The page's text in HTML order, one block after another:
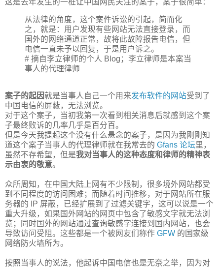
从法律的角度，这个案件诉讼的引起，简而化
之，就是：用户发现有些网站无法直接登录，而
国外的网络通道正常，故将此故障报告电信，但
电信一直未予以回复，于是用户诉之。
# 摘自李立律师的个人 Blog ；李立律师是本案当
事人的代理律师
案子的起因就是当事人自己一个用来发布软件的网站受到了
中国电信的屏蔽，无法浏览。
对于这个案子，当初我第一次看到相关消息后就感到这个案
子最终败诉的几率几乎是百分百。
但是今天我提起这个没有什么悬念的案子，是因为我刚刚知
道这个案子当事人的代理律师就在我常去的 Gfans 论坛里，
虽然不存希望，但是我对当事人的这种态度和律师的精神表
示由衷的敬意。
众所周知，在中国大陆上网有不少限制，很多境外网站都受
到不同程度的访问困难；而随着时间推移，对于网站所在服
务器的 IP 屏蔽，已经扩展到了过滤关键字，这可以说是一个
重大升级，如果国外网站的网页中包含了敏感文字就无法浏
览；同时国外的网站通过查询敏感字连接到国内网站，也会
导致访问受阻。这些都是一个被网友们称作 GFW 的国家级
网络防火墙所为。
按照当事人的说法，他起诉中国电信也是无奈之举，因为对